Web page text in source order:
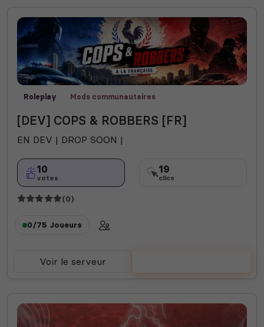
Roleplay Mods communautaires
[DEV] COPS & ROBBERS [FR]
EN DEV | DROP SOON |
10
votes
19
clics
(0)
0/75 Joueurs
Voir le serveur